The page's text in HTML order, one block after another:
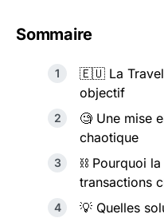
Sommaire
🇪🇺 La Travel
objectif
🧐 Une mise
chaotique
⛓️ Pourquoi
transactions
💡 Quelles